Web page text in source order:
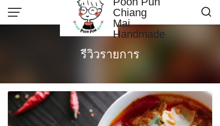
Chiang
Mai
Handmade
Sample Page
รีวิวรายการ